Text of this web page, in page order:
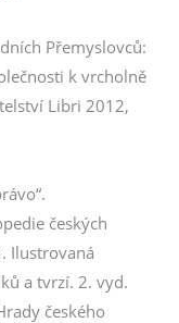
Přemyslovců:
k vrcholně
Libri 2012,
českých
Ilustrovaná
a tvrzí. 2. vyd.
českého